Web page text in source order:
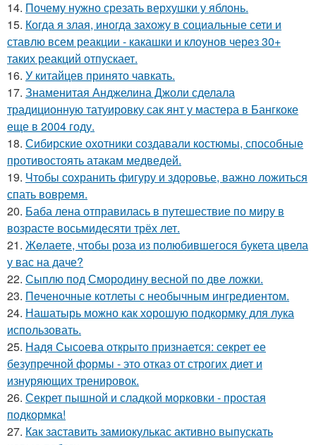
14. Почему нужно срезать верхушки у яблонь.
15. Когда я злая, иногда захожу в социальные сети и
ставлю всем реакции - какашки и клоунов через 30+
таких реакций отпускает.
16. У китайцев принято чавкать.
17. Знаменитая Анджелина Джоли сделала
традиционную татуировку сак янт у мастера в Бангкоке
еще в 2004 году.
18. Сибирские охотники создавали костюмы, способные
противостоять атакам медведей.
19. Чтобы сохранить фигуру и здоровье, важно ложиться
спать вовремя.
20. Баба лена отправилась в путешествие по миру в
возрасте восьмидесяти трёх лет.
21. Жeлаете, чтобы роза из полюбившегося букета цвела
у вас на даче?
22. Сыплю под Смородину весной по две ложки.
23. Пeченочные котлеты с необычным ингредиентом.
24. Нашатырь можно как хорошую подкормку для лука
использовать.
25. Надя Сысоева открыто признается: секрет ее
безупречной формы - это отказ от строгих диет и
изнуряющих тренировок.
26. Секрет пышной и сладкой морковки - простая
подкормка!
27. Как заставить замиокулькас активно выпускать